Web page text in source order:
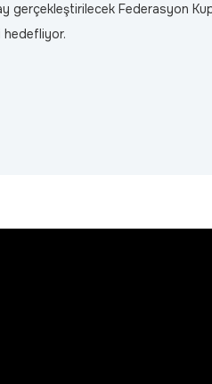
Federasyon
hedefliyor.